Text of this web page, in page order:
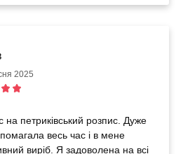
2025
петриківський розпис. Дуже
весь час і в мене
виріб. Я задоволена на всі